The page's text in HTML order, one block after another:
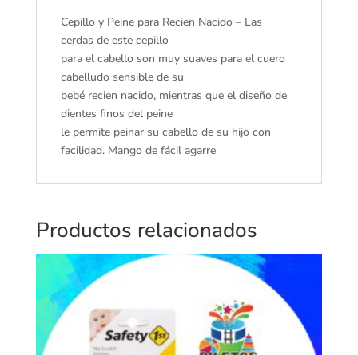
Cepillo y Peine para Recien Nacido – Las
cerdas de este cepillo
para el cabello son muy suaves para el cuero
cabelludo sensible de su
bebé recien nacido, mientras que el diseño de
dientes finos del peine
le permite peinar su cabello de su hijo con
facilidad. Mango de fácil agarre
Productos relacionados